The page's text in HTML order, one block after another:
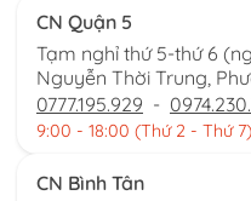
CN Quận 5
Tạm nghỉ thứ 5-thứ 6
Nguyễn Thời Trung,
0777.195.929 -
9:00 - 18:00 (Thứ 2 - Thứ 7)
CN Bình Tân